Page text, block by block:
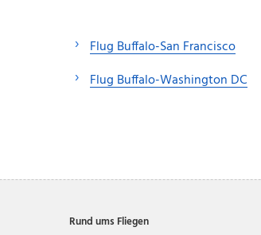
Flug Buffalo-San Francisco
Flug Buffalo-Washington DC